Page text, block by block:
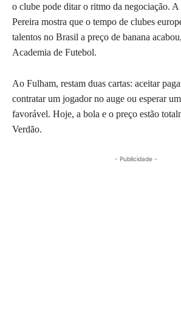
o clube pode ditar o ritmo da negociação.
Pereira mostra que o tempo de clubes
talentos no Brasil a preço de banana
Academia de Futebol.
Ao Fulham, restam duas cartas: aceitar
contratar um jogador no auge ou esperar
favorável. Hoje, a bola e o preço estão
Verdão.
- Publicidade -